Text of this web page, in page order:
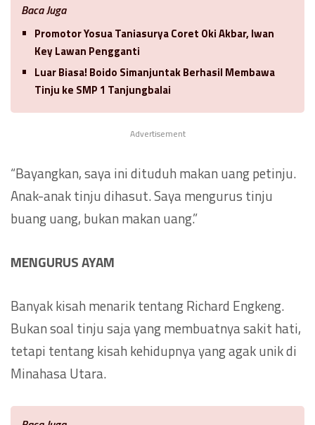
Baca Juga
Promotor Yosua Taniasurya Coret Oki Akbar, Iwan
Key Lawan Pengganti
Luar Biasa! Boido Simanjuntak Berhasil Membawa
Tinju ke SMP 1 Tanjungbalai
Advertisement
“Bayangkan, saya ini dituduh makan uang petinju.
Anak-anak tinju dihasut. Saya mengurus tinju
buang uang, bukan makan uang.”
MENGURUS AYAM
Banyak kisah menarik tentang Richard Engkeng.
Bukan soal tinju saja yang membuatnya sakit hati,
tetapi tentang kisah kehidupnya yang agak unik di
Minahasa Utara.